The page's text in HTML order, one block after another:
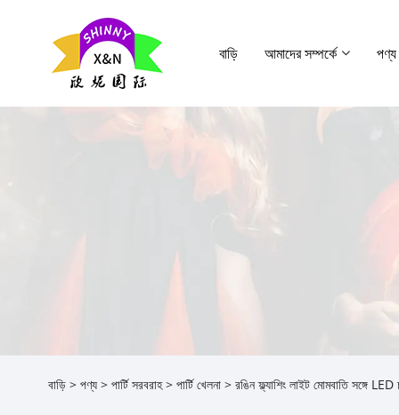
বাড়ি আমাদের সম্পর্কে পণ্য
বাড়ি > পণ্য> পার্টি সরবরাহ> পার্টি খেলনা> রঙিন ফ্ল্যাশিং লাইট মোমবাতি সঙ্গে LED